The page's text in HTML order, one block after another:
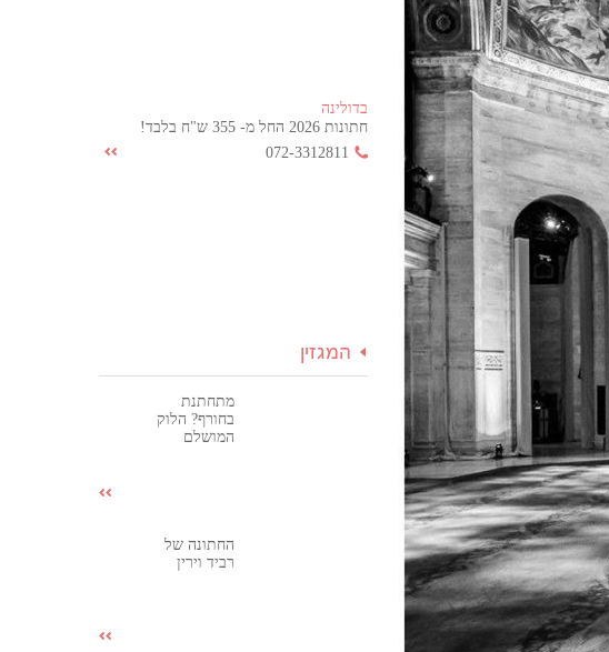
בדולינה
חתונות 2026 החל מ- 355 ש"ח בלבד!
072-3312811
המגזין
מתחתנת
בחורף? הלוק
המושלם
החתונה של
רביד וירין